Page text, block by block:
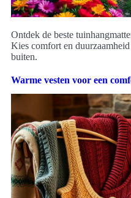
Ontdek de beste
Kies comfort en
buiten.
Warme vesten voor een